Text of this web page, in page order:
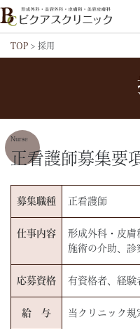
ビクアスクリニック
TOP > 採用
Nurse
正看護師募集要
募集職種 正看護師
仕事内容
形成外科・皮膚
施術の介助、診
応募資格 有資格者、経験
給 与 当クリニック規